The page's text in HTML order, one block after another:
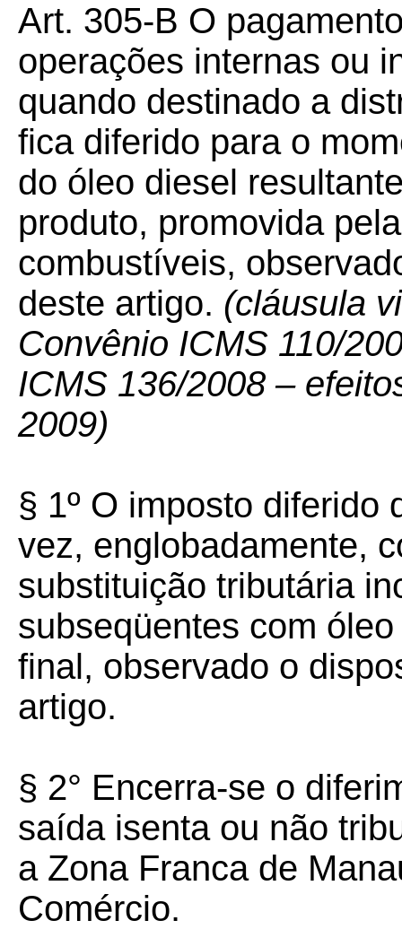
Art. 305-B O
operações internas ou
quando destinado a
fica diferido para o
do óleo diesel
produto, promovida
combustíveis,
deste artigo. (cláusula
Convênio ICMS 110/
ICMS 136/2008 –
2009)
§ 1º O imposto diferido
vez, englobadamente,
substituição tributária
subseqüentes com
final, observado o
artigo.
§ 2° Encerra-se o
saída isenta ou não
a Zona Franca de
Comércio.